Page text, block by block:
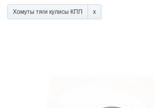
Хомуты тяги кулисы КПП